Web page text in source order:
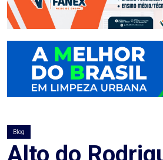
AÇÃO
SOCIAL
ADMINISTRAÇÃO
AGOSTO
ALEGRIA
Blog